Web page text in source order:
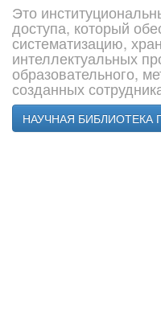
Это
доступа, который
систематизацию,
интеллектуальных
образовательного,
созданных
НАУЧНАЯ БИБЛИОТЕКА